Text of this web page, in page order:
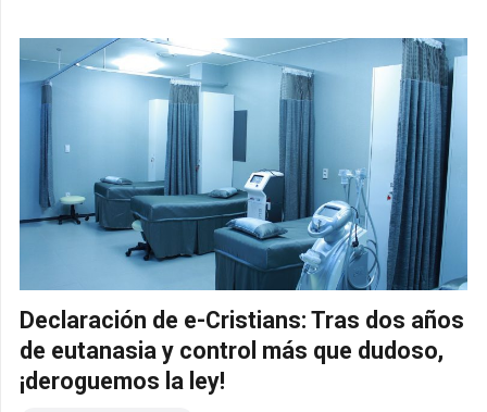
Declaración de e-Cristians: Tras dos años
de eutanasia y control más que dudoso,
¡deroguemos la ley!